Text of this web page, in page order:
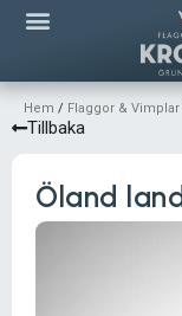
Hem / Flaggor & Vimplar
Tillbaka
Öland